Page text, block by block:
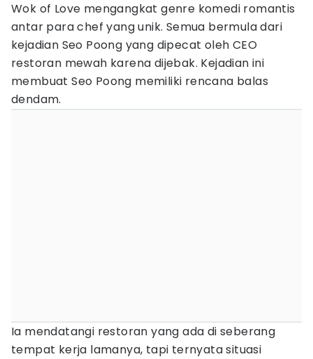
Wok of Love mengangkat genre komedi romantis
antar para chef yang unik. Semua bermula dari
kejadian Seo Poong yang dipecat oleh CEO
restoran mewah karena dijebak. Kejadian ini
membuat Seo Poong memiliki rencana balas
dendam.
Ia mendatangi restoran yang ada di seberang
tempat kerja lamanya, tapi ternyata situasi